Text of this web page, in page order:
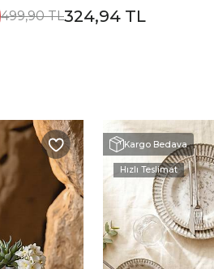
499,90 TL324,94 TL
Kargo Bedava
Hızlı Teslimat